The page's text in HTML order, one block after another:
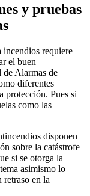
y pruebas
incendios requiere
el buen
Alarmas de
diferentes
protección. Pues si
como las
disponen
sobre la catástrofe
si se otorga la
asimismo lo
retraso en la